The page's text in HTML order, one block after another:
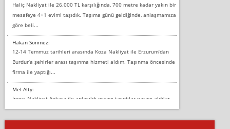
Haliç Nakliyat ile 26.000 TL karşılığında, 700 metre kadar yakın bir
mesafeye 4+1 evimi taşıdık. Taşıma günü geldiğinde, anlaşmamıza
göre beli...
Hakan Sönmez:
12-14 Temmuz tarihleri arasında Koza Nakliyat ile Erzurum’dan
Burdur’a şehirler arası taşınma hizmeti aldım. Taşınma öncesinde
firma ile yaptığı...
Mel Alty:
İnova Nakliyat Ankara ile anlaşıldı eşyayı taşıdılar parayı aldılar.
Salon duvarına bir baktım birisi boydan alüminyum renkli bantı
yapıştırm...